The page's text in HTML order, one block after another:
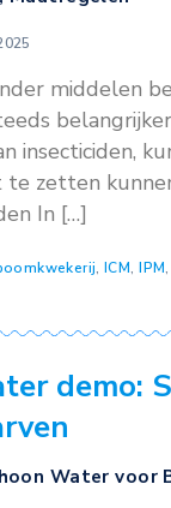
(in de
minder
steeds
van
of uit te
vijanden In